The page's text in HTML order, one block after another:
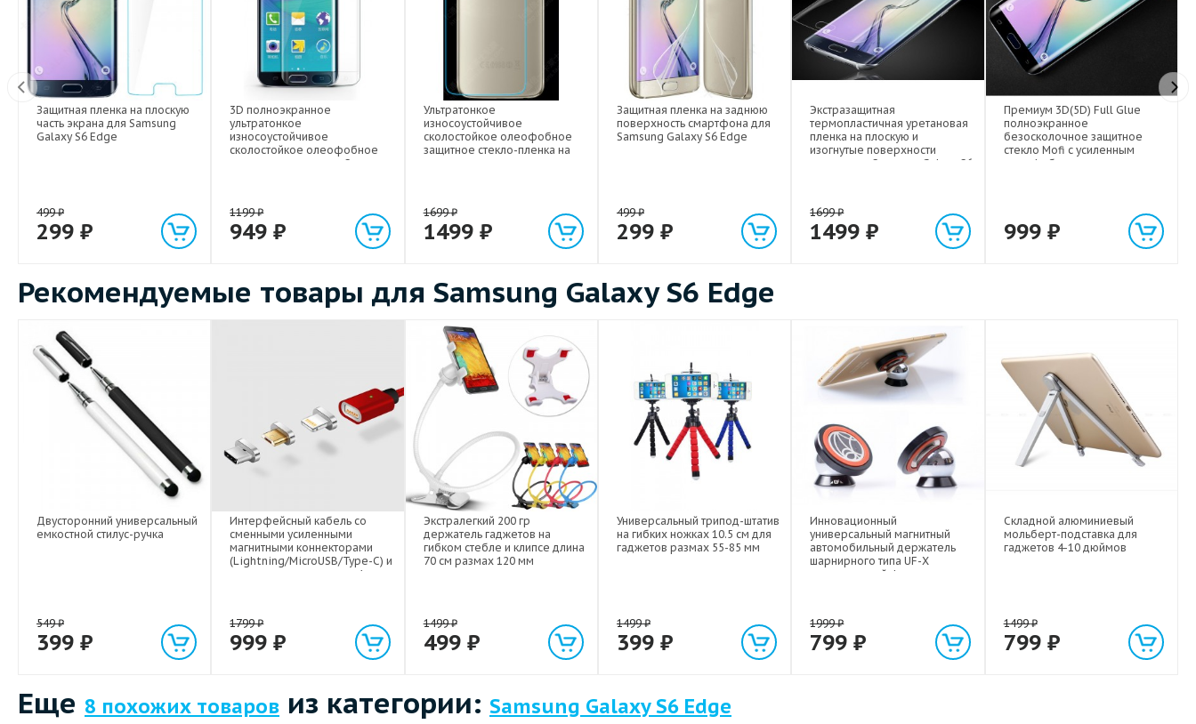
Защитная пленка на плоскую
часть экрана для Samsung
Galaxy S6 Edge
499₽
299 ₽
3D полноэкранное
ультратонкое
износоустойчивое
сколостойкое олеофобное
защитное стекло для Samsung
1199₽
949₽
Ультратонкое
износоустойчивое
сколостойкое олеофобное
защитное стекло-пленка на
1699₽
1499 ₽
Защитная пленка на заднюю
поверхность смартфона для
Samsung Galaxy S6 Edge
499₽
299 ₽
Экстразащитная
термопластичная уретановая
пленка на плоскую и
изогнутые поверхности
экрана для Samsung Galaxy S6
1699₽
1499₽
Премиум 3D(5D) Full Glue
полноэкранное
безосколочное защитное
стекло Mofi с усиленным
олеофобным слоем для
999 ₽
Рекомендуемые товары для Samsung Galaxy S6 Edge
Двусторонний универсальный
емкостной стилус-ручка
549₽
399 ₽
Интерфейсный кабель со
сменными усиленными
магнитными коннекторами
(Lightning/MicroUSB/Type-C) и
световым индикатором 1м
1799₽
999₽
Экстралегкий 200 гр
держатель гаджетов на
гибком стебле и клипсе длина
70 см размах 120 мм
1499₽
499 ₽
Универсальный трипод-штатив
на гибких ножках 10.5 см для
гаджетов размах 55-85 мм
1499₽
399 ₽
Инновационный
универсальный магнитный
автомобильный держатель
шарнирного типа UF-X
экстрасильной фиксации для
1999₽
799₽
Складной алюминиевый
мольберт-подставка для
гаджетов 4-10 дюймов
1499₽
799 ₽
Еще 8 похожих товаров из категории: Samsung Galaxy S6 Edge